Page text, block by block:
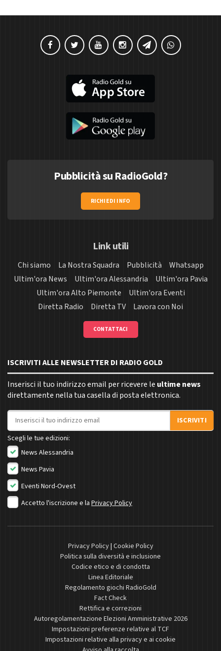
Pubblicità su RadioGold?
RICHIEDI INFO
Link utili
Chi siamo La Nostra Squadra Pubblicità
Whatsapp
Ultim'ora News
Ultim'ora Alessandria
Ultim'ora Pavia
Ultim'ora Alto Piemonte
Ultim'ora Eventi
Diretta Radio
Diretta TV Lavora con Noi
CONTATTACI
ISCRIVITI ALLE NEWSLETTER DI RADIO GOLD
Inserisci il tuo indirizzo email per ricevere le ultime news
direttamente nella tua casella di posta elettronica.
Indirizzo email
ISCRIVITI
Scegli le tue edizioni:
News Alessandria
News Pavia
Eventi Nord-Ovest
Accetto l'iscrizione e la Privacy Policy
Privacy Policy| Cookie Policy
Politica sulla diversità e inclusione
Codice etico e di condotta
Linea Editoriale
Regolamento giochi RadioGold
Fact Check
Rettifica e correzioni
Autoregolamentazione Elezioni Amministrative 2026
Impostazioni preferenze relative al TCF
Impostazioni relative alla privacy e ai cookie